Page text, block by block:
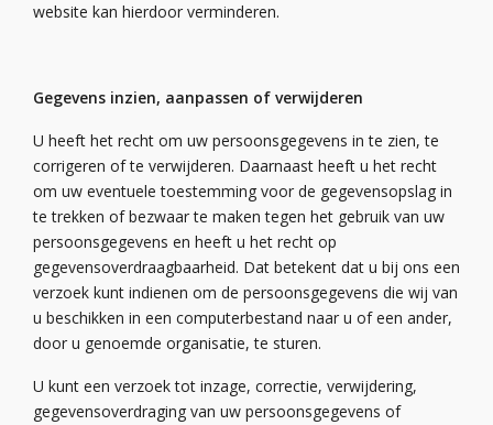
website kan hierdoor verminderen.
Gegevens inzien, aanpassen of verwijderen
U heeft het recht om uw persoonsgegevens in te zien, te
corrigeren of te verwijderen. Daarnaast heeft u het recht
om uw eventuele toestemming voor de gegevensopslag in
te trekken of bezwaar te maken tegen het gebruik van uw
persoonsgegevens en heeft u het recht op
gegevensoverdraagbaarheid. Dat betekent dat u bij ons een
verzoek kunt indienen om de persoonsgegevens die wij van
u beschikken in een computerbestand naar u of een ander,
door u genoemde organisatie, te sturen.
U kunt een verzoek tot inzage, correctie, verwijdering,
gegevensoverdraging van uw persoonsgegevens of